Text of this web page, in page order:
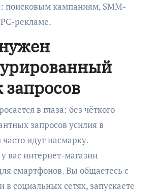
поисковым кампаниям, SMM-
рекламе.
запросов
в глаза: без чёткого
запросов усилия в
идут насмарку.
вас интернет-магазин
смартфонов. Вы общаетесь с
в социальных сетях, запускаете